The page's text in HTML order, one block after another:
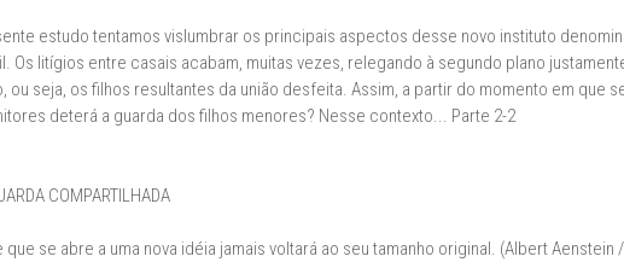
estudo tentamos vislumbrar os principais aspectos desse novo instituto
Os litígios entre casais acabam, muitas vezes, relegando à segundo plano
ou seja, os filhos resultantes da união desfeita. Assim, a partir do momento em que
deterá a guarda dos filhos menores? Nesse contexto... Parte 2-2
COMPARTILHADA
que se abre a uma nova idéia jamais voltará ao seu tamanho original. (Albert Aenstein /